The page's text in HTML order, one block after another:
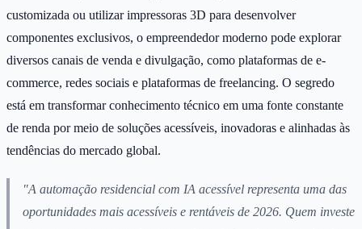
customizada ou utilizar impressoras 3D para desenvolver
componentes exclusivos, o empreendedor moderno pode explorar
diversos canais de venda e divulgação, como plataformas de e-
commerce, redes sociais e plataformas de freelancing. O segredo
está em transformar conhecimento técnico em uma fonte constante
de renda por meio de soluções acessíveis, inovadoras e alinhadas às
tendências do mercado global.
"A automação residencial com IA acessível representa uma das
oportunidades mais acessíveis e rentáveis de 2026. Quem investe